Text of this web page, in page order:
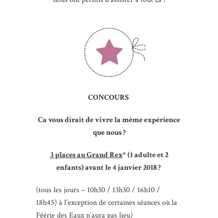
CONCOURS
Ca vous dirait de vivre la même expérience
que nous ?
3 places au Grand Rex* (1 adulte et 2
enfants) avant le 4 janvier 2018 ?
(tous les jours – 10h30 / 13h30 / 16h10 /
18h45) à l’exception de certaines séances où la
Féérie des Eaux n’aura pas lieu)